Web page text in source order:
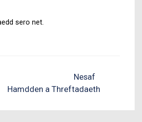
sero net.
Nesaf
Hamdden a Threftadaeth